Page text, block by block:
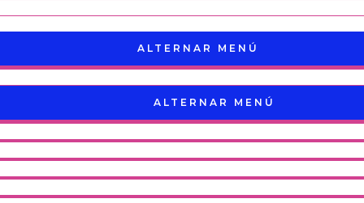
ALTERNAR MENÚ
ALTERNAR MENÚ